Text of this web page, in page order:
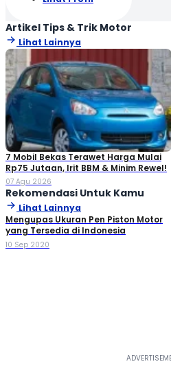
Artikel Tips & Trik Motor
Lihat Lainnya
7 Mobil Bekas Terawet Harga Mulai
Rp75 Jutaan, Irit BBM & Minim Rewel!
07 Agu 2026
Rekomendasi Untuk Kamu
Lihat Lainnya
Mengupas Ukuran Pen Piston Motor
yang Tersedia di Indonesia
10 Sep 2020